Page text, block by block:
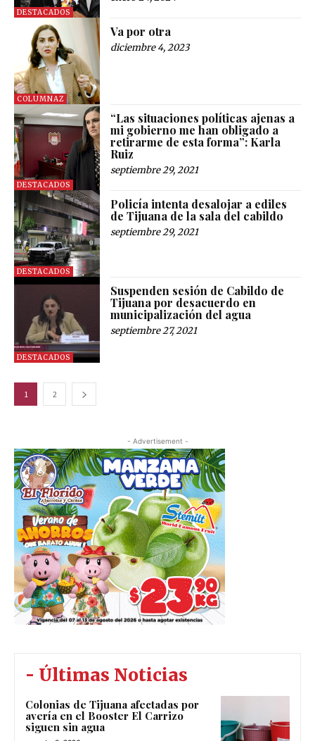
DESTACADOS
COLUMNAZ
Va por otra
diciembre 4, 2023
DESTACADOS
“Las situaciones políticas ajenas a
mi gobierno me han obligado a
retirarme de esta forma”: Karla
Ruiz
septiembre 29, 2021
DESTACADOS
Policía intenta desalojar a ediles
de Tijuana de la sala del cabildo
septiembre 29, 2021
DESTACADOS
Suspenden sesión de Cabildo de
Tijuana por desacuerdo en
municipalización del agua
septiembre 27, 2021
1 2
- Advertisement -
- Últimas Noticias
Colonias de Tijuana afectadas por
avería en el Booster El Carrizo
siguen sin agua